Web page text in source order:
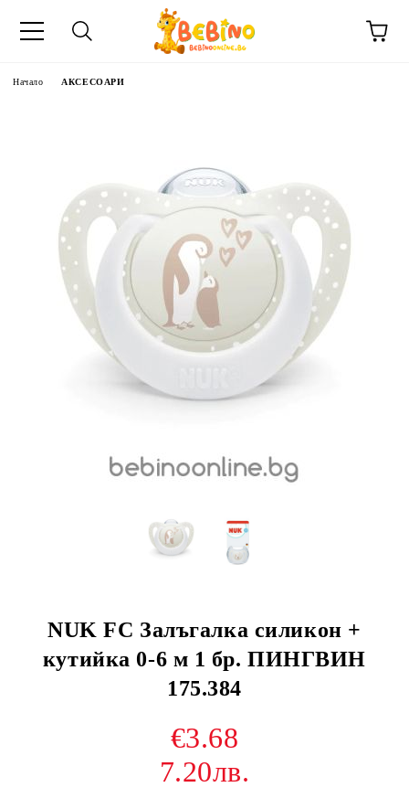
Начало АКСЕСОАРИ
NUK FC Залъгалка силикон +
кутийка 0-6 м 1 бр. ПИНГВИН
175.384
€3.68
7.20лв.